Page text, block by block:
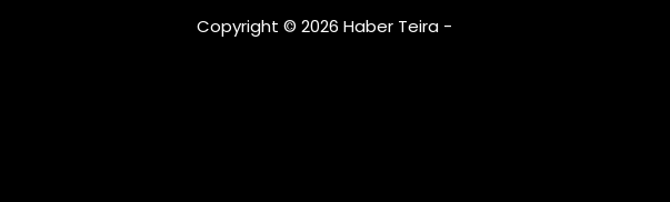
Copyright © 2026 Haber Teira -